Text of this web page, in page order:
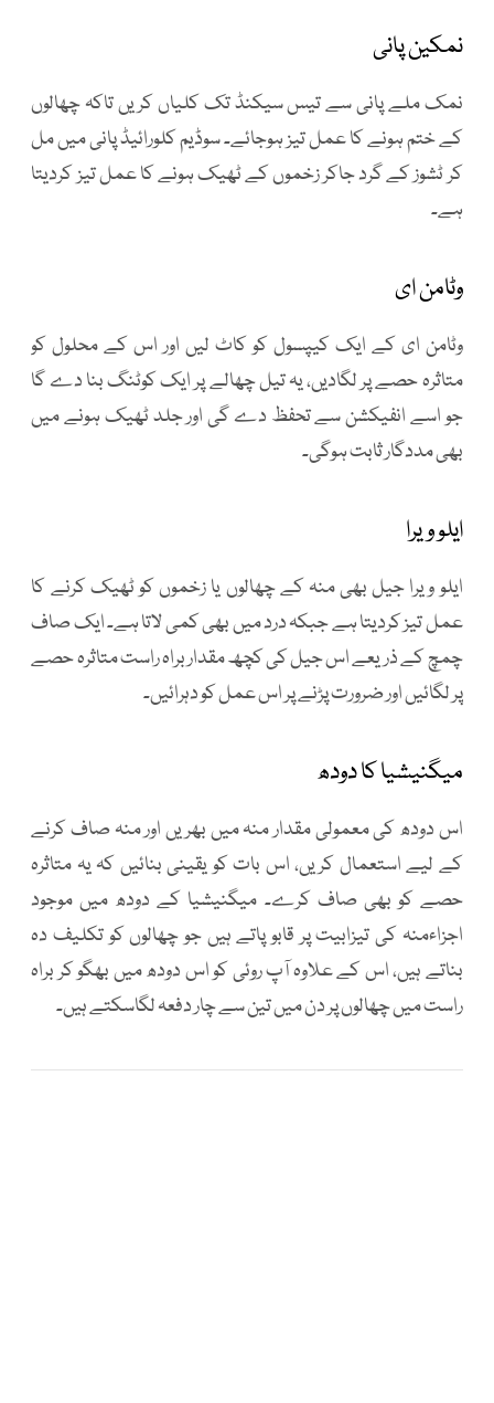
نمکین پانی
نمک ملے پانی سے تیس سیکنڈ تک کلیاں کریں تاکہ چھالوں
کے ختم ہونے کا عمل تیز ہوجائے۔ سوڈیم کلورائیڈ پانی میں مل
کر ٹشوز کے گرد جاکر زخموں کے ٹھیک ہونے کا عمل تیز کردیتا
ہے۔
وٹامن ای
وٹامن ای کے ایک کیپسول کو کاٹ لیں اور اس کے محلول کو
متاثرہ حصے پر لگادیں، یہ تیل چھالے پر ایک کوٹنگ بنا دے گا
جو اسے انفیکشن سے تحفظ دے گی اور جلد ٹھیک ہونے میں
بھی مددگار ثابت ہوگی۔
ایلو ویرا
ایلو ویرا جیل بھی منہ کے چھالوں یا زخموں کو ٹھیک کرنے کا
عمل تیز کردیتا ہے جبکہ درد میں بھی کمی لاتا ہے۔ ایک صاف
چمچ کے ذریعے اس جیل کی کچھ مقدار براہ راست متاثرہ حصے
پر لگائیں اور ضرورت پڑنے پر اس عمل کو دہرائیں۔
میگنیشیا کا دودھ
اس دودھ کی معمولی مقدار منہ میں بھریں اور منہ صاف کرنے
کے لیے استعمال کریں، اس بات کو یقینی بنائیں کہ یہ متاثرہ
حصے کو بھی صاف کرے۔ میگنیشیا کے دودھ میں موجود
اجزاءمنہ کی تیزابیت پر قابو پاتے ہیں جو چھالوں کو تکلیف دہ
بناتے ہیں، اس کے علاوہ آپ روئی کو اس دودھ میں بھگو کر براہ
راست میں چھالوں پر دن میں تین سے چار دفعہ لگاسکتے ہیں۔